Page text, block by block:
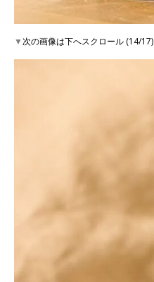
▼次の画像は下へスクロール (14/17)